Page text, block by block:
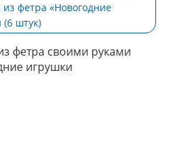
фетра «Новогодние
штук)